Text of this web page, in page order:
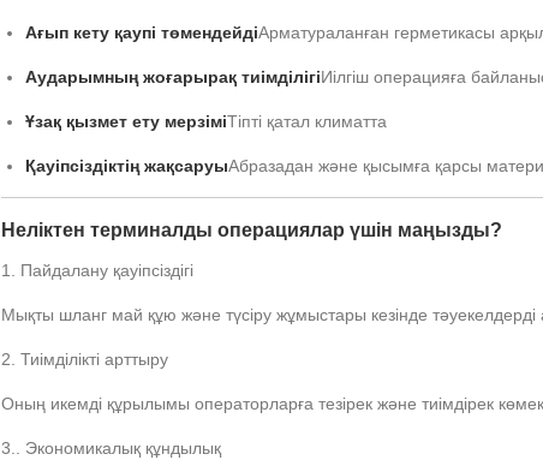
Ағып кету қаупі төмендейдіАрматураланған герметикасы
Аударымның жоғарырақ тиімділігіИілгіш операцияға
Ұзақ қызмет ету мерзіміТіпті қатал климатта
Қауіпсіздіктің жақсаруыАбразадан және қысымға қарсы
Неліктен терминалды операциялар үшін маңызды?
1. Пайдалану қауіпсіздігі
Мықты шланг май құю және түсіру жұмыстары кезінде тәуекелдерді
2. Тиімділікті арттыру
Оның икемді құрылымы операторларға тезірек және тиімдірек
3.. Экономикалық құндылық